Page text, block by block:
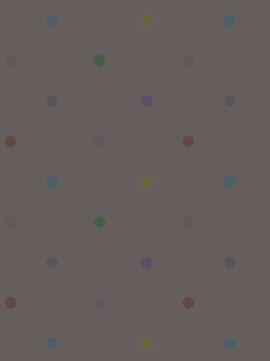
券叫什么呢？GM后台搜不